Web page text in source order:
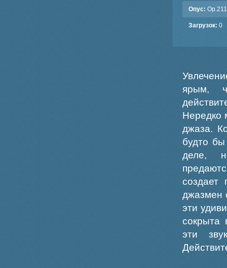
Опус:
Загрузок: 0
ярым,
Нередко
джаза.
будто
деле,
создает
джазмен
эти
сокрыта
эти